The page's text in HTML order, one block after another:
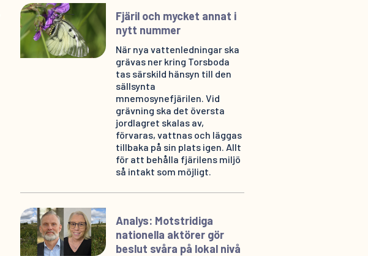
Fjäril och mycket annat i
nytt nummer
När nya vattenledningar ska
grävas ner kring Torsboda
tas särskild hänsyn till den
sällsynta
mnemosynefjärilen. Vid
grävning ska det översta
jordlagret skalas av,
förvaras, vattnas och läggas
tillbaka på sin plats igen. Allt
för att behålla fjärilens miljö
så intakt som möjligt.
Analys: Motstridiga
nationella aktörer gör
beslut svåra på lokal nivå